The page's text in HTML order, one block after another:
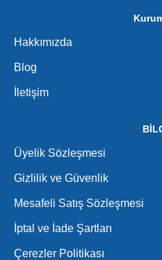
Hakkımızda
Blog
İletişim
Üyelik Sözleşmesi
Gizlilik ve Güvenlik
Mesafeli Satış Sözleşmesi
İptal ve İade Şartları
Çerezler Politikası